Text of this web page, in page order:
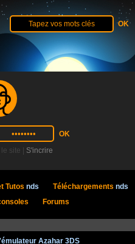
site | S'incrire
Tutos nds Téléchargements nds
Forums
Azahar 3DS